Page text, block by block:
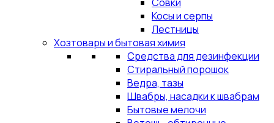
Косы и серпы
Лестницы
Хозтовары и бытовая химия
Средства для дезинфекции
Стиральный порошок
Ведра, тазы
Швабры, насадки к швабрам
Бытовые мелочи